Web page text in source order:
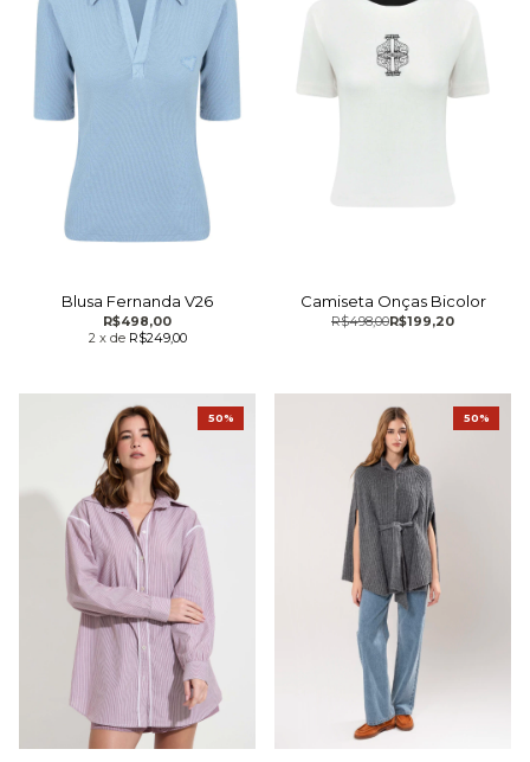
Blusa Fernanda V26
R$498,00
2 x de R$249,00
Camiseta Onças Bicolor
R$199,20
R$498,00
50% 50%